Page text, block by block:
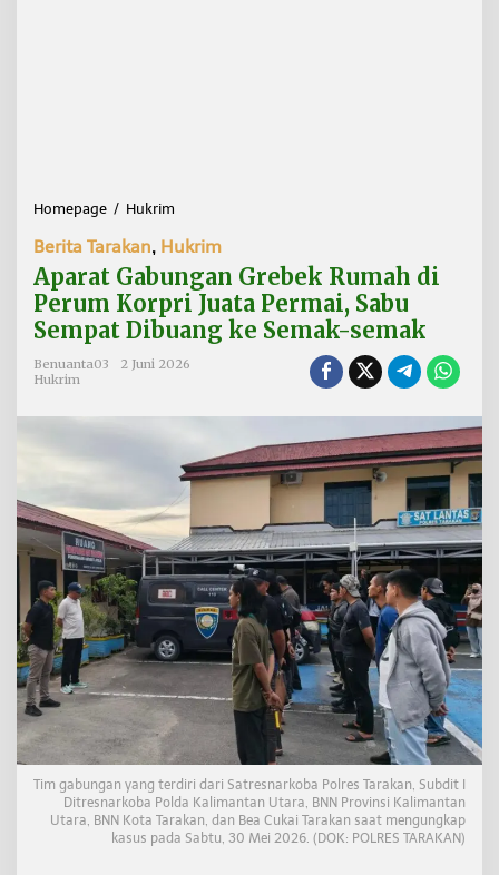
Homepage / Hukrim
a
r
a
t
G
b
n
r
b
e
k
R
m
a
i
e
r
u
m
Berita Tarakan, Hukrim
Aparat Gabungan Grebek Rumah di
Perum Korpri Juata Permai, Sabu
Sempat Dibuang ke Semak-semak
Benuanta03
2 Juni 2026
Hukrim
Tim gabungan yang terdiri dari Satresnarkoba Polres Tarakan, Subdit I
Ditresnarkoba Polda Kalimantan Utara, BNN Provinsi Kalimantan
Utara, BNN Kota Tarakan, dan Bea Cukai Tarakan saat mengungkap
kasus pada Sabtu, 30 Mei 2026. (DOK: POLRES TARAKAN)